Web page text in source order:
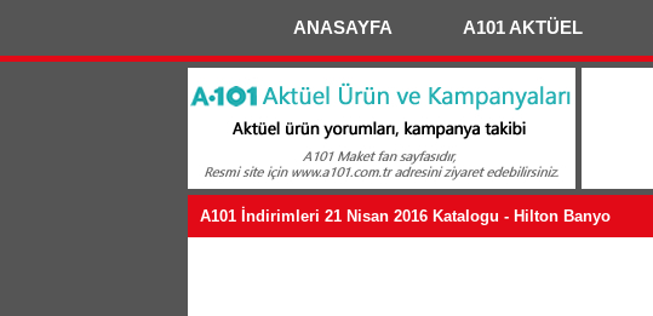
ANASAYFA A101 AKTÜEL
A101 İndirimleri 21 Nisan 2016 Katalogu - Hilton Banyo